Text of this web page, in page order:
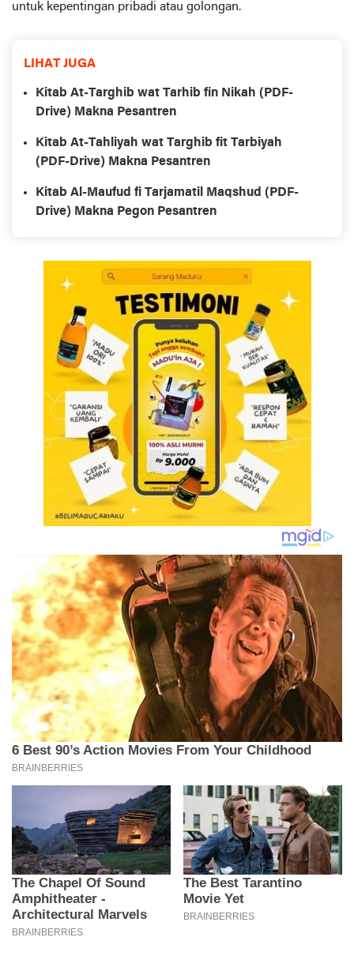
untuk kepentingan pribadi atau golongan.
LIHAT JUGA
Kitab At-Targhib wat Tarhib fin Nikah (PDF-
Drive) Makna Pesantren
Kitab At-Tahliyah wat Targhib fit Tarbiyah
(PDF-Drive) Makna Pesantren
Kitab Al-Maufud fi Tarjamatil Maqshud (PDF-
Drive) Makna Pegon Pesantren